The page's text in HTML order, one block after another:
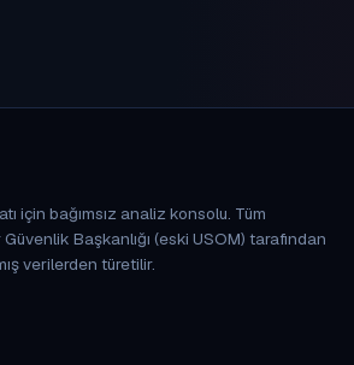
için bağımsız analiz konsolu. Tüm
Başkanlığı (eski USOM) tarafından
verilerden türetilir.